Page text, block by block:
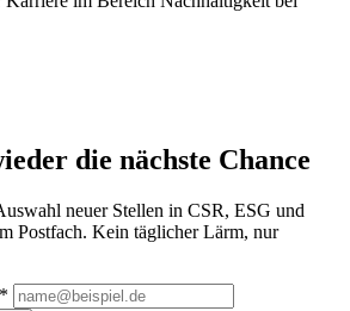
die nächste Chance
neuer Stellen in CSR, ESG und
Postfach. Kein täglicher Lärm, nur